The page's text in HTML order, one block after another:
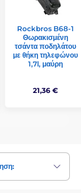
Rockbros B68-1
Θωρακισμένη
τσάντα ποδηλάτου
με θήκη τηλεφώνου
1,7l, μαύρη
21,36 €